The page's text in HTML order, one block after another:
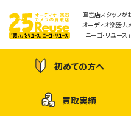
直営店スタッフが
オーディオ楽器カ
「ニーゴ・リユース」
初めての方へ
買取実績